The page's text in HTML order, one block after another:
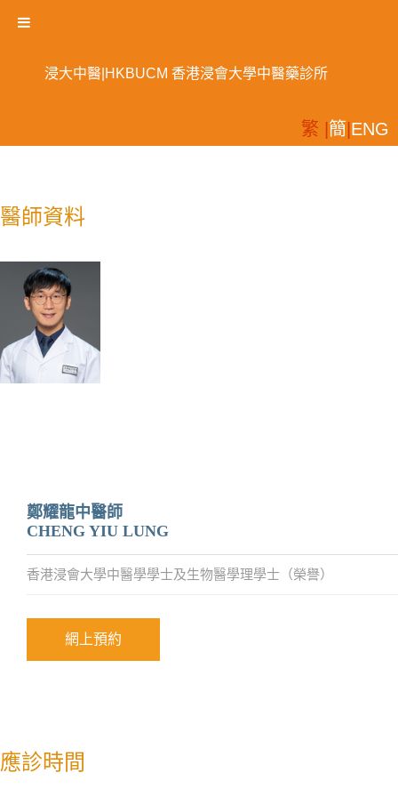
醫師資料
鄭耀龍中醫師
CHENG YIU LUNG
香港浸會大學中醫學學士及生物醫學理學士（榮譽）
網上預約
應診時間
浸大中醫|HKBUCM 香港浸會大學中醫藥診所
繁 | 簡 ENG